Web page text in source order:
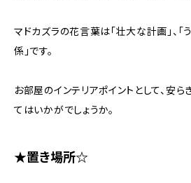
マドカズラの花言葉は「壮大な計画」、「
係」です。
お部屋のインテリアポイントとして、安
てはいかがでしょうか。
★置き場所☆